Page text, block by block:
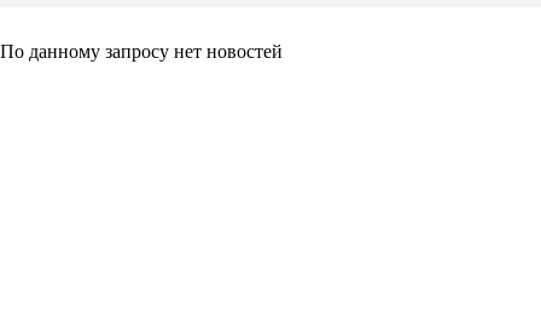
По данному запросу нет новостей